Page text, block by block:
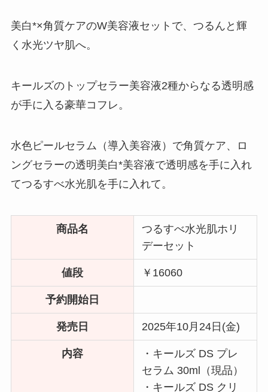
美白*×角質ケアのW美容液セットで、つるんと輝
く水光ツヤ肌へ。
キールズのトップセラー美容液2種からなる透明感
が手に入る豪華コフレ。
水色ピールセラム（導入美容液）で角質ケア、ロ
ングセラーの透明美白*美容液で透明感を手に入れ
てつるすべ水光肌を手に入れて。
商品名
つるすべ水光肌ホリ
デーセット
値段 ￥16060
予約開始日
発売日 2025年10月24日(金)
内容
・キールズ DS プレ
セラム 30ml（現品）
・キールズ DS クリ